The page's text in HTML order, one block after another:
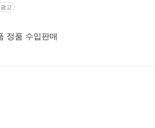
광고
리스타제품 정품 수입판매